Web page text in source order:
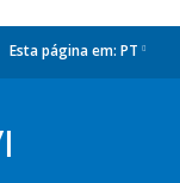
Esta página em: PT